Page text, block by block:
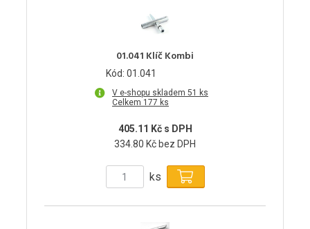
01.041 Klíč Kombi
Kód: 01.041
V e-shopu skladem 51 ks
Celkem 177 ks
405.11 Kč s DPH
334.80 Kč bez DPH
ks